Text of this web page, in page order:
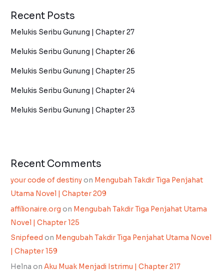
Recent Posts
Melukis Seribu Gunung | Chapter 27
Melukis Seribu Gunung | Chapter 26
Melukis Seribu Gunung | Chapter 25
Melukis Seribu Gunung | Chapter 24
Melukis Seribu Gunung | Chapter 23
Recent Comments
your code of destinyon Mengubah Takdir Tiga Penjahat
Utama Novel | Chapter 209
affilionaire.org on Mengubah Takdir Tiga Penjahat Utama
Novel | Chapter 125
Snipfeed on Mengubah Takdir Tiga Penjahat Utama Novel
| Chapter 159
Helna onAku Muak Menjadi Istrimu | Chapter 217